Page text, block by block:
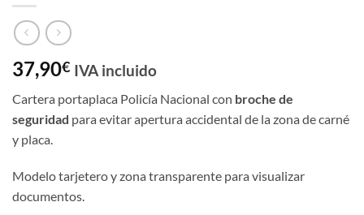
37,90€ IVA incluido
Cartera portaplaca Policía Nacional con broche de
seguridad para evitar apertura accidental de la zona de carné
y placa.
Modelo tarjetero y zona transparente para visualizar
documentos.